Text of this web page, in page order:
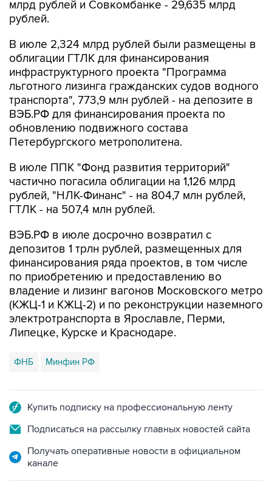
В июле 2,324 млрд рублей были размещены в
инфраструктурного проекта "Программа
льготного лизинга гражданских судов водного
транспорта", 773,9 млн рублей - на депозите в
ВЭБ.РФ для финансирования проекта по
обновлению подвижного состава
Петербургского метрополитена.
В июле ППК "Фонд развития территорий"
рублей, "НЛК-Финанс" - на 804,7 млн рублей,
ГТЛК - на 507,4 млн рублей.
ВЭБ.РФ в июле досрочно возвратил с
финансирования ряда проектов, в том числе
по приобретению и предоставлению во
владение и лизинг вагонов Московского метро
(КЖЦ-1 и КЖЦ-2) и по реконструкции наземного
электротранспорта в Ярославле, Перми,
Липецке, Курске и Краснодаре.
ФНБ Минфин РФ
Подписаться на рассылку главных новостей сайта
Получать оперативные новости в официальном
НОВОСТИ ПО ТЕМЕ